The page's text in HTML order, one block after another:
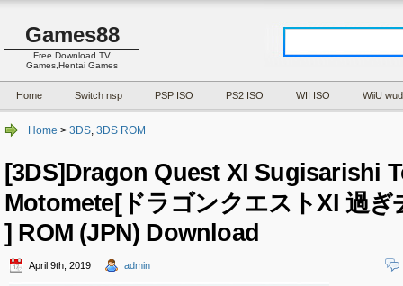
Games88
Free Download TV
Games,Hentai Games
Home Switch nsp PSP ISO PS2 ISO WII ISO WiiU wud
Home > 3DS, 3DS ROM
[3DS]Dragon Quest XI Sugisarishi
Motomete[ドラゴンクエストXI 過ぎ
] ROM (JPN) Download
April 9th, 2019 admin